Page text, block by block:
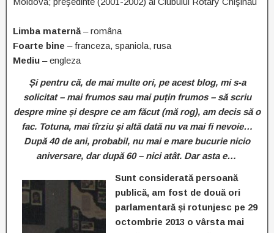
Limba maternă– româna
Foarte bine – franceza, spaniola, rusa
Mediu – engleza
Și pentru că, de mai multe ori, pe acest blog, mi s-a
solicitat – mai frumos sau mai puțin frumos – să scriu
despre mine și despre ce am făcut (mă rog), am decis să o
fac. Totuna, mai tîrziu și altă dată nu va mai fi nevoie…
După 40 de ani, probabil, nu mai e mare bucurie nicio
aniversare, dar după 60 – nici atât. Dar asta e…
Sunt considerată persoană
publică, am fost de două ori
parlamentară și rotunjesc pe 29
octombrie 2013 o vârsta mai